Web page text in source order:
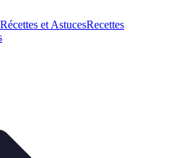
Récettes et AstucesRecettes